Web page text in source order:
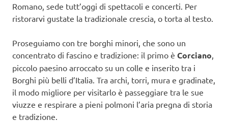
Romano, sede tutt’oggi di spettacoli e concerti. Per
ristorarvi gustate la tradizionale crescia, o torta al testo.
Proseguiamo con tre borghi minori, che sono un
concentrato di fascino e tradizione: il primo è Corciano,
piccolo paesino arroccato su un colle e inserito tra i
Borghi più belli d’Italia. Tra archi, torri, mura e gradinate,
il modo migliore per visitarlo è passeggiare tra le sue
viuzze e respirare a pieni polmoni l’aria pregna di storia
e tradizione.